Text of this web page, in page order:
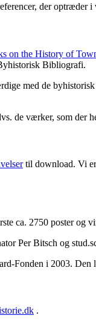
der
on the History of
Bibliografi.
med de
de værker, som der
til download. Vi er
ca. 2750 poster og
Per Bitsch og
Fonden i 2003.
.